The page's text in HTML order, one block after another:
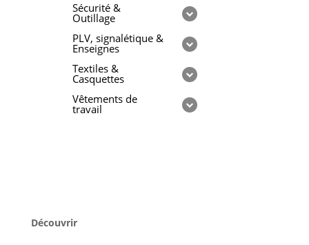
Sécurité &
Outillage
PLV, signalétique &
Enseignes
Textiles &
Casquettes
Vêtements de
travail
Découvrir